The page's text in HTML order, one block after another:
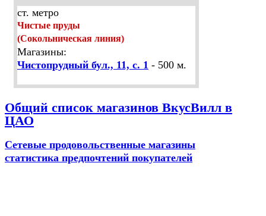
ст. метро
Чистые пруды
(Сокольническая линия)
Магазины:
Чистопрудный бул., 11, с. 1 - 500 м.
Общий список магазинов ВкусВилл в
ЦАО
Сетевые продовольственные магазины
статистика предпочтений покупателей